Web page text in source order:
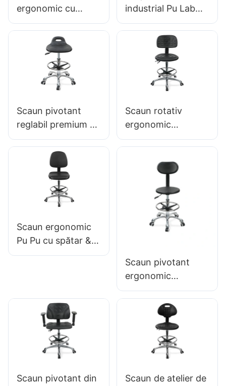
ergonomic cu
scaun de spumă
intergal de spătar &
ESD Science Lab
Stool Inel de picior
reglabil în înălțime
& Baza de 5 stele
&
industrial Pu Lab
pentru instituții de
cercetare IC008
BUROGAT
CONSTRUIT BUMĂ
Scaun pivotant
reglabil premium cu
mâner, Scaun cu
spumă intergal &
PU PU STOOL
DESCHIP DE PUT
ALIMENTARE AU-A
ADRESABILĂ
POOTELOR &
CROM 5 STAR011
Scaun rotativ
ergonomic
premium Ic027 cu
PU, șezut reglabil
pe înălțime și bază
cu 5 stele din
aluminiu pentru
laboratoare/birouri
Scaun ergonomic
Pu Pu cu spătar &
Scaun integral din
Scaun pivotant
ergonomic
profesional IC142
cu spătar PU &
cotiere inel de
picior reglabil &
Baza de 5 stele
pentru laboratoare
Scaun pivotant din
Scaun de atelier de